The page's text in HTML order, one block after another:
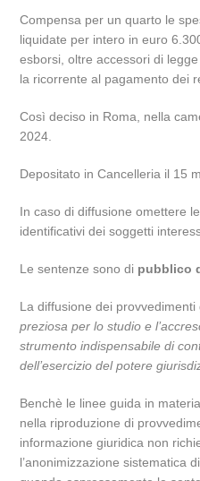
Compensa per un quarto le
liquidate per intero in euro
esborsi, oltre accessori di
la ricorrente al pagamento dei
Così deciso in Roma, nella
2024.
Depositato in Cancelleria il 15
In caso di diffusione omettere
identificativi dei soggetti
Le sentenze sono di pubblico
La diffusione dei provvedimenti
preziosa per lo studio e
strumento indispensabile di
dell’esercizio del potere
Benchè le linee guida in
nella riproduzione di
informazione giuridica non
l’anonimizzazione sistematica